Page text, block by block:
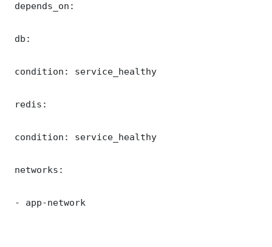
depends_on:
db:
condition: service_healthy
redis:
condition: service_healthy
networks:
- app-network